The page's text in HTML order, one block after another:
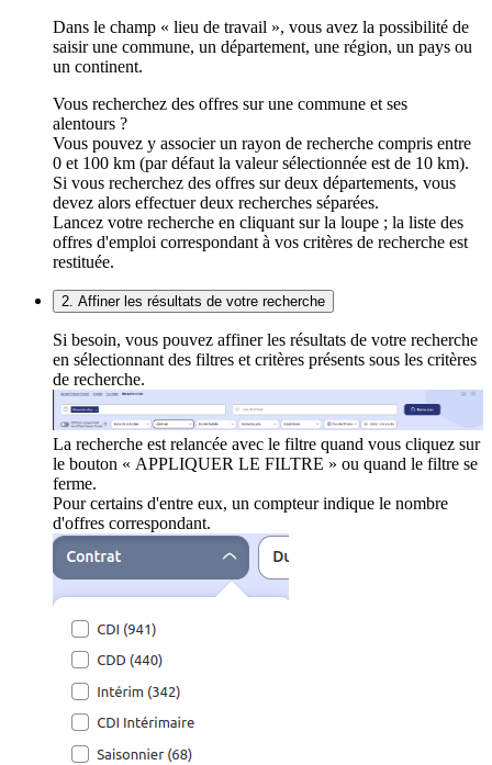
Dans le champ « lieu de travail », vous avez la possibilité de
saisir une commune, un département, une région, un pays ou
un continent.
Vous recherchez des offres sur une commune et ses
alentours ?
Vous pouvez y associer un rayon de recherche compris entre
0 et 100 km (par défaut la valeur sélectionnée est de 10 km).
Si vous recherchez des offres sur deux départements, vous
devez alors effectuer deux recherches séparées.
Lancez votre recherche en cliquant sur la loupe ; la liste des
offres d'emploi correspondant à vos critères de recherche est
restituée.
2. Affiner les résultats de votre recherche
Si besoin, vous pouvez affiner les résultats de votre recherche
en sélectionnant des filtres et critères présents sous les critères
de recherche.
La recherche est relancée avec le filtre quand vous cliquez sur
le bouton « APPLIQUER LE FILTRE » ou quand le filtre se
ferme.
Pour certains d'entre eux, un compteur indique le nombre
d'offres correspondant.